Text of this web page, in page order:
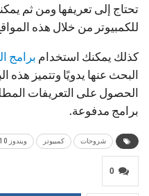
تحتاج إلى تعريفها ومن ثم
للكمبيوتر من خلال هذه
كذلك يمكنك استخدام برامج
البحث عنها يدويًا وتتميز هذه
الحصول على التعريفات
برامج مدفوعة.
شروحات كمبيوتر ويندوز 10
0